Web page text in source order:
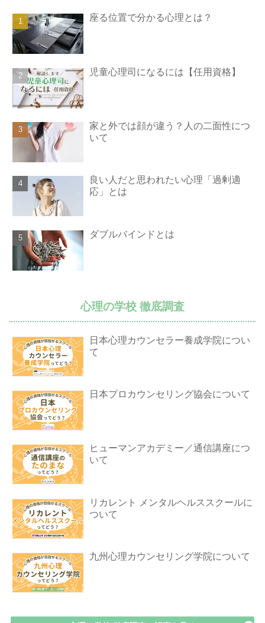
座る位置で分かる心理とは？
児童心理司になるには【任用資格】
家と外では顔が違う？人の二面性につ
いて
良い人だと思われたい心理「過剰適
応」とは
ダブルバインドとは
心理の学校 徹底調査
日本心理カウンセラー養成学院につい
て
日本プロカウンセリング協会について
ヒューマンアカデミー／通信講座につ
いて
リカレント メンタルヘルススクールに
ついて
九州心理カウンセリング学院について